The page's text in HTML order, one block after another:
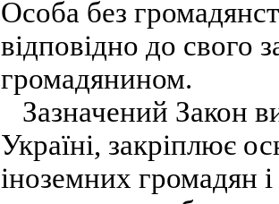
Особа без
відповідно до свого
громадянином.
Зазначений Закон
Україні, закріплює
іноземних громадян